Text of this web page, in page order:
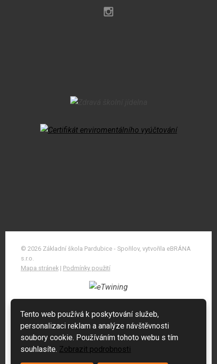
© 2026 Základní škola Pardubice - Spořilov, vytvořila eBRÁNA
s.r.o.
Mapa stránek| Podmínky použití
Tento web používá k poskytování služeb,
personalizaci reklam a analýze návštěvnosti
soubory cookie. Používáním tohoto webu s tím
souhlasíte. Zobrazit podrobnosti